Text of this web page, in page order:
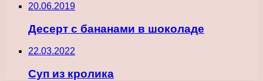
20.06.2019
Десерт с бананами в шоколаде
22.03.2022
Суп из кролика